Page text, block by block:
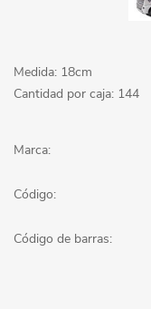
Medida: 18cm
Cantidad por caja: 144
Marca:
Código:
Código de barras: